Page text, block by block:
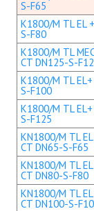
S-F65
K1800/M TL EL
S-F80
K1800/M TL
CT DN125-S-
K1800/M TL
S-F100
K1800/M TL
S-F125
KN1800/M TL
CT DN65-S-F65
KN1800/M TL
CT DN80-S-F80
KN1800/M TL
CT DN100-S-